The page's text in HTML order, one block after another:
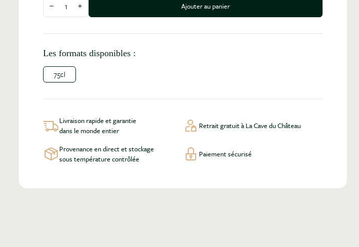
Diminuer la quantité
Augmenter la quantité Ajouter au panier
Les formats disponibles :
75cl
Livraison rapide et garantie
dans le monde entier
Retrait gratuit à La Cave du Château
Provenance en direct et stockage
sous température contrôlée
Paiement sécurisé